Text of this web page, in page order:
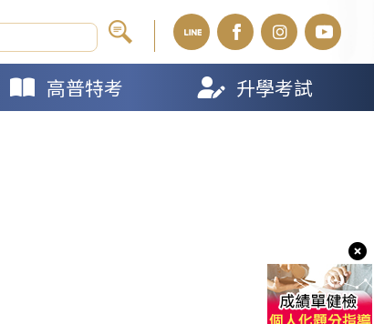
高普特考 升學考試